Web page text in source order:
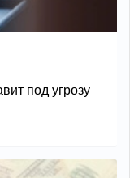
под угрозу